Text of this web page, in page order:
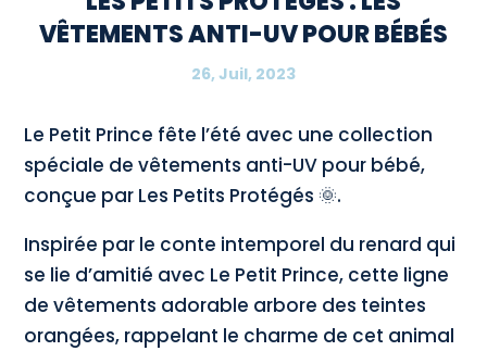
VÊTEMENTS ANTI-UV POUR BÉBÉS
26, Juil, 2023
Le Petit Prince fête l’été avec une collection
spéciale de vêtements anti-UV pour bébé,
conçue par Les Petits Protégés 🌞.
Inspirée par le conte intemporel du renard qui
se lie d’amitié avec Le Petit Prince, cette ligne
de vêtements adorable arbore des teintes
orangées, rappelant le charme de cet animal